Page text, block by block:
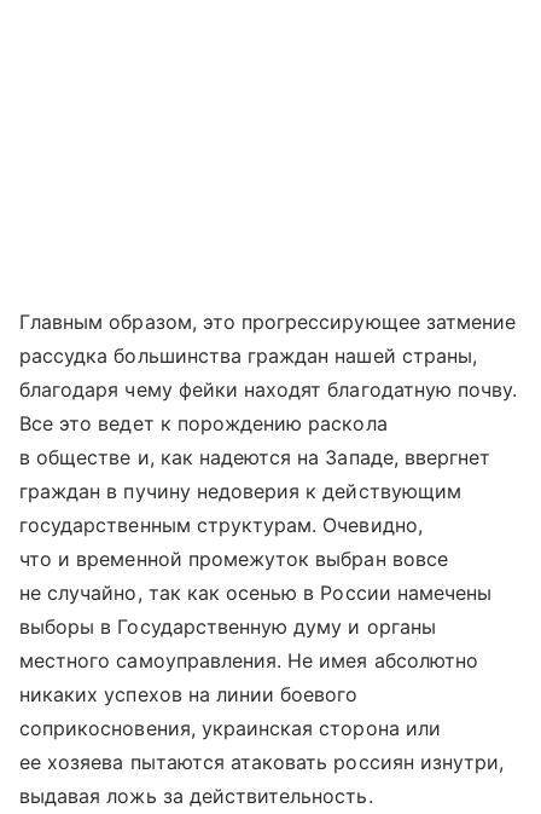
Главным образом, это прогрессирующее затмение
рассудка большинства граждан нашей страны,
благодаря чему фейки находят благодатную почву.
Все это ведет к порождению раскола
в обществе и, как надеются на Западе, ввергнет
граждан в пучину недоверия к действующим
государственным структурам. Очевидно,
что и временной промежуток выбран вовсе
не случайно, так как осенью в России намечены
выборы в Государственную думу и органы
местного самоуправления. Не имея абсолютно
никаких успехов на линии боевого
соприкосновения, украинская сторона или
ее хозяева пытаются атаковать россиян изнутри,
выдавая ложь за действительность.